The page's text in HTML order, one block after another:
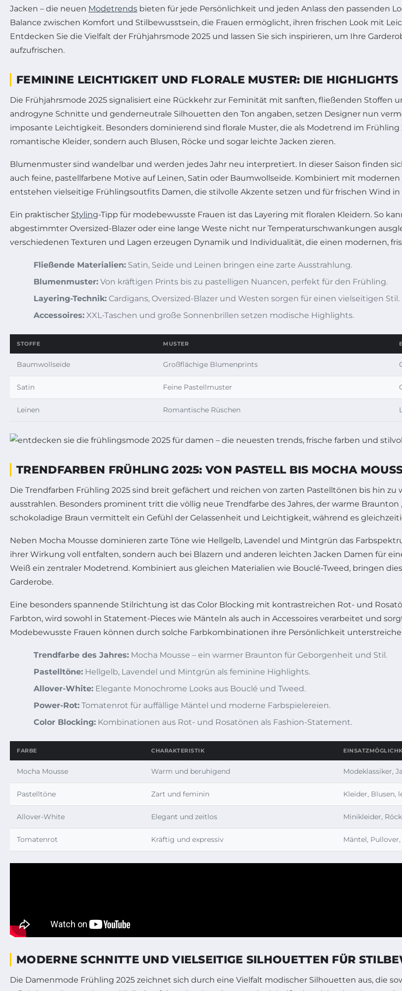
Jacken – die neuen Modetrends bieten für jede Persönlichkeit und jeden Anlass den passenden
Balance zwischen Komfort und Stilbewusstsein, die Frauen ermöglicht, ihren frischen Look mit
Entdecken Sie die Vielfalt der Frühjahrsmode 2025 und lassen Sie sich inspirieren, um Ihre
aufzufrischen.
FEMININE LEICHTIGKEIT UND FLORALE MUSTER: DIE
Die Frühjahrsmode 2025 signalisiert eine Rückkehr zur Feminität mit sanften, fließenden Stoffen
androgyne Schnitte und genderneutrale Silhouetten den Ton angaben, setzen Designer nun
imposante Leichtigkeit. Besonders dominierend sind florale Muster, die als Modetrend im
romantische Kleider, sondern auch Blusen, Röcke und sogar leichte Jacken zieren.
Blumenmuster sind wandelbar und werden jedes Jahr neu interpretiert. In dieser Saison finden
auch feine, pastellfarbene Motive auf Leinen, Satin oder Baumwollseide. Kombiniert mit
entstehen vielseitige Frühlingsoutfits Damen, die stilvolle Akzente setzen und für frischen Wind in
Ein praktischer Styling-Tipp für modebewusste Frauen ist das Layering mit floralen Kleidern. So
abgestimmter Oversized-Blazer oder eine lange Weste nicht nur Temperaturschwankungen
verschiedenen Texturen und Lagen erzeugen Dynamik und Individualität, die einen modernen,
Fließende Materialien: Satin, Seide und Leinen bringen eine zarte Ausstrahlung.
Blumenmuster: Von kräftigen Prints bis zu pastelligen Nuancen, perfekt für den Frühling.
Layering-Technik: Cardigans, Oversized-Blazer und Westen sorgen für einen vielseitigen Stil.
Accessoires: XXL-Taschen und große Sonnenbrillen setzen modische Highlights.
STOFFE MUSTER
Baumwollseide Großflächige Blumenprints
Satin Feine Pastellmuster
Leinen Romantische Rüschen
TRENDFARBEN FRÜHLING 2025: VON PASTELL BIS MOCHA
Die Trendfarben Frühling 2025 sind breit gefächert und reichen von zarten Pastelltönen bis hin
ausstrahlen. Besonders prominent tritt die völlig neue Trendfarbe des Jahres, der warme Braunton
schokoladige Braun vermittelt ein Gefühl der Gelassenheit und Leichtigkeit, während es
Neben Mocha Mousse dominieren zarte Töne wie Hellgelb, Lavendel und Mintgrün das
ihrer Wirkung voll entfalten, sondern auch bei Blazern und anderen leichten Jacken Damen für
Weiß ein zentraler Modetrend. Kombiniert aus gleichen Materialien wie Bouclé-Tweed, bringen
Garderobe.
Eine besonders spannende Stilrichtung ist das Color Blocking mit kontrastreichen Rot- und
Farbton, wird sowohl in Statement-Pieces wie Mänteln als auch in Accessoires verarbeitet und
Modebewusste Frauen können durch solche Farbkombinationen ihre Persönlichkeit
Trendfarbe des Jahres: Mocha Mousse – ein warmer Braunton für Geborgenheit und Stil.
Pastelltöne: Hellgelb, Lavendel und Mintgrün als feminine Highlights.
Allover-White: Elegante Monochrome Looks aus Bouclé und Tweed.
Power-Rot: Tomatenrot für auffällige Mäntel und moderne Farbspielereien.
Color Blocking: Kombinationen aus Rot- und Rosatönen als Fashion-Statement.
FARBE CHARAKTERISTIK
Mocha Mousse Warm und beruhigend Modeklassiker,
Pastelltöne Zart und feminin Kleider, Blusen,
Allover-White Elegant und zeitlos Minikleider,
Tomatenrot Kräftig und expressiv Mäntel,
MODERNE SCHNITTE UND VIELSEITIGE SILHOUETTEN FÜR
Die Damenmode Frühling 2025 zeichnet sich durch eine Vielfalt modischer Silhouetten aus, die